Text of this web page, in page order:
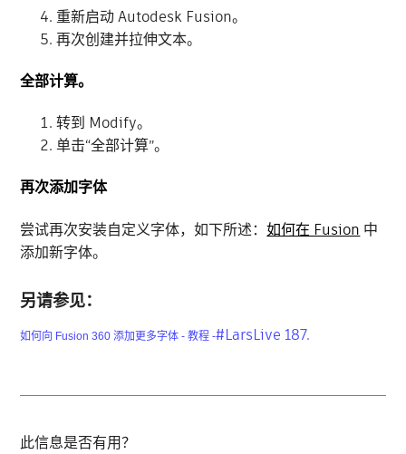
重新启动 Autodesk Fusion。
再次创建并拉伸文本。
全部计算。
转到 Modify。
单击“全部计算”。
再次添加字体
尝试再次安装自定义字体，如下所述：如何在 Fusion 中
添加新字体。
另请参见：
如何向 Fusion 360 添加更多字体 - 教程 -#LarsLive 187.
此信息是否有用？